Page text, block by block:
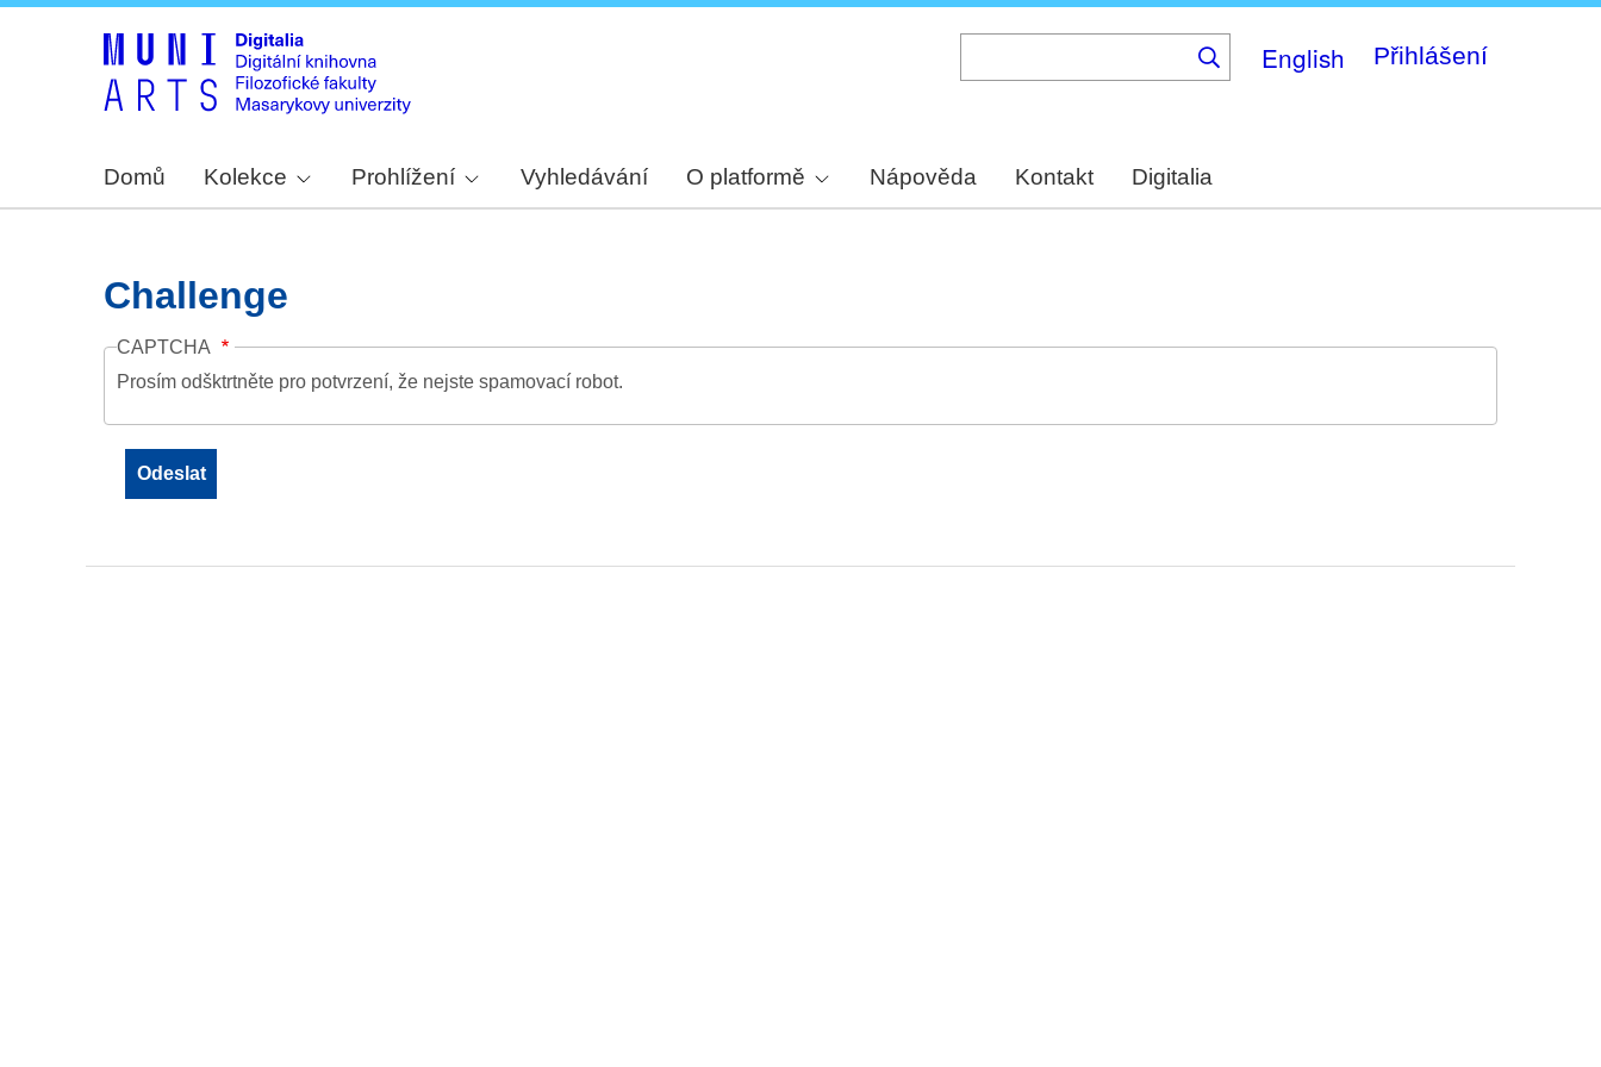
English Přihlášení
Domů Kolekce Prohlížení Vyhledávání O platformě Nápověda Kontakt Digitalia
Challenge
CAPTCHA
Prosím odšktrtněte pro potvrzení, že nejste spamovací robot.